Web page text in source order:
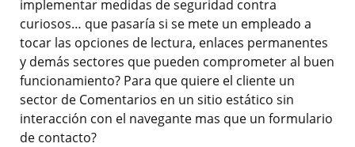
implementar medidas de seguridad contra
curiosos… que pasaría si se mete un empleado a
tocar las opciones de lectura, enlaces permanentes
y demás sectores que pueden comprometer al buen
funcionamiento? Para que quiere el cliente un
sector de Comentarios en un sitio estático sin
interacción con el navegante mas que un formulario
de contacto?